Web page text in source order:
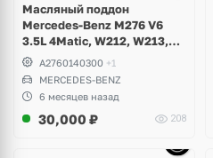
Масляный поддон
Mercedes-Benz M276 V6
3.5L 4Matic, W212, W213,
W207, W253 GLC 43 AMG,
GLE W166, GLK X204, W217,
W221, W222 S-Class,
Maybach
A2760140300 +1
MERCEDES-BENZ
6 месяцев назад
30,000 ₽ 208